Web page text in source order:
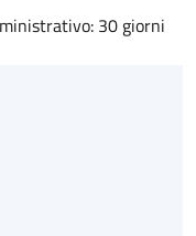
30 giorni